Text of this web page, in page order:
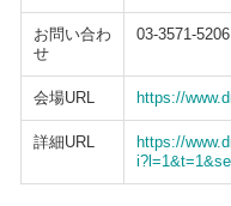
お問い合わ
せ
03-3571-5206
会場URL https://
詳細URL
https://